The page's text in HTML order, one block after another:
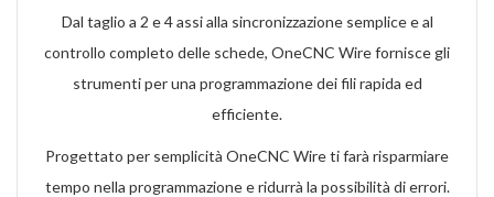
Dal taglio a 2 e 4 assi alla sincronizzazione semplice e al
controllo completo delle schede, OneCNC Wire fornisce gli
strumenti per una programmazione dei fili rapida ed
efficiente.
Progettato per semplicità OneCNC Wire ti farà risparmiare
tempo nella programmazione e ridurrà la possibilità di errori.